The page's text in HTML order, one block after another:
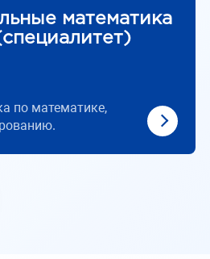
математика
по математике,